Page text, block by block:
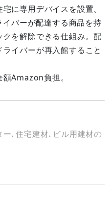
専用デバイスを設置、
バーが配達する商品を持
を解除できる仕組み。配
イバーが再入館すること
Amazon負担。
､住宅建材､ビル用建材の